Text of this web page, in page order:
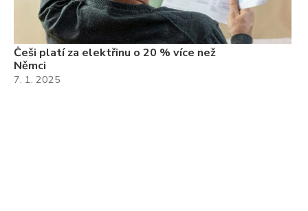
Češi platí za elektřinu o 20 % více než
Němci
7. 1. 2025